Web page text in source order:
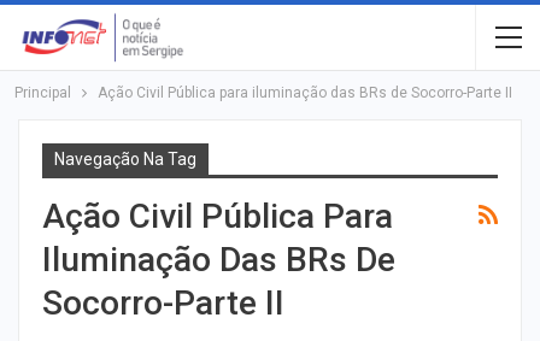
Principal Ação Civil Pública para iluminação das BRs de Socorro-Parte II
Navegação Na Tag
Ação Civil Pública Para
Iluminação Das BRs De
Socorro-Parte II